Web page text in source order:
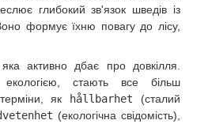
глибокий зв'язок шведів із
формує їхню повагу до лісу,
активно дбає про довкілля.
стають все більш
як
hållbarhet (сталий
(екологічна свідомість),